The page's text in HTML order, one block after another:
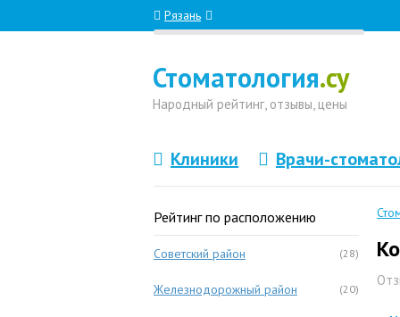
Рязань
Стоматология.су
Народный рейтинг, отзывы, цены
Клиники Врачи-
Рейтинг по расположению
(28)
Советский район
(20)
Железнодорожный район